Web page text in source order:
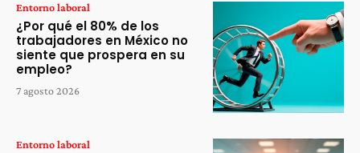
Entorno laboral
¿Por qué el 80% de los
trabajadores en México no
siente que prospera en su
empleo?
7 agosto 2026
Entorno laboral